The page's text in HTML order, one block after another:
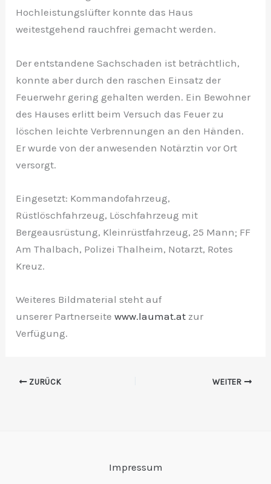
Hochleistungslüfter konnte das Haus
weitestgehend rauchfrei gemacht werden.
Der entstandene Sachschaden ist beträchtlich,
konnte aber durch den raschen Einsatz der
Feuerwehr gering gehalten werden. Ein Bewohner
des Hauses erlitt beim Versuch das Feuer zu
löschen leichte Verbrennungen an den Händen.
Er wurde von der anwesenden Notärztin vor Ort
versorgt.
Eingesetzt: Kommandofahrzeug,
Rüstlöschfahrzeug, Löschfahrzeug mit
Bergeausrüstung, Kleinrüstfahrzeug, 25 Mann; FF
Am Thalbach, Polizei Thalheim, Notarzt, Rotes
Kreuz.
Weiteres Bildmaterial steht auf
unserer Partnerseitewww.laumat.at zur
Verfügung.
ZURÜCK WEITER
Impressum